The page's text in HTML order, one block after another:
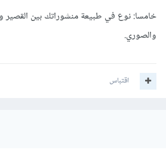
خامسا: نوع في طبيعة منشوراتك بين القصير
والصوري.
اقتباس